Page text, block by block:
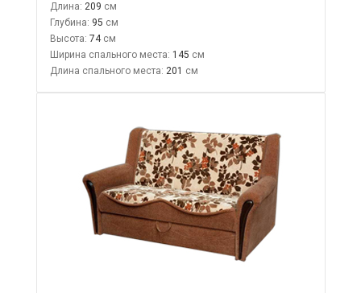
Длина: 209
Глубина: 95
Высота: 74
Ширина спального места: 145
Длина спального места: 201